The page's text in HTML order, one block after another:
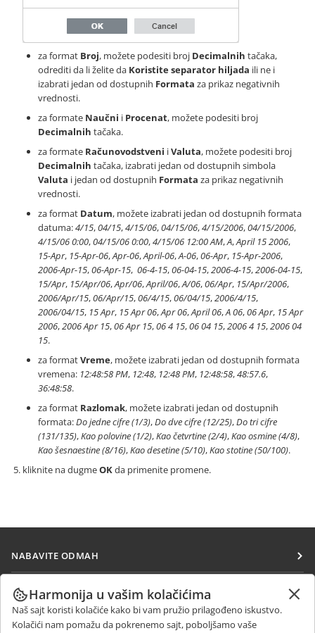
za format Broj, možete podesiti broj Decimalnih tačaka,
odrediti da li želite da Koristite separator hiljada ili ne i
izabrati jedan od dostupnih Formata za prikaz negativnih
vrednosti.
za formate Naučni i Procenat, možete podesiti broj
Decimalnih tačaka.
za formate Računovodstveni iValuta, možete podesiti broj
Decimalnih tačaka, izabrati jedan od dostupnih simbola
Valuta i jedan od dostupnih Formata za prikaz negativnih
vrednosti.
za format Datum, možete izabrati jedan od dostupnih formata
datuma:4/15,04/15,4/15/06,04/15/06,4/15/2006,04/15/2006,
4/15/06 0:00,04/15/06 0:00,4/15/06 12:00 AM,A,April 15 2006,
15-Apr, 15-Apr-06,Apr-06,April-06,A-06,06-Apr, 15-Apr-2006,
2006-Apr-15,06-Apr-15, 06-4-15,06-04-15,2006-4-15,2006-04-15,
15/Apr, 15/Apr/06,Apr/06,April/06,A/06,06/Apr, 15/Apr/2006,
2006/Apr/15,06/Apr/15,06/4/15,06/04/15,2006/4/15,
2006/04/15, 15 Apr, 15 Apr 06,Apr 06,April 06,A 06,06 Apr, 15 Apr
2006,2006 Apr 15,06 Apr 15,06 4 15,06 04 15,2006 4 15,2006 04
15.
za formatVreme, možete izabrati jedan od dostupnih formata
vremena: 12:48:58 PM, 12:48, 12:48 PM, 12:48:58,48:57.6,
36:48:58.
za format Razlomak, možete izabrati jedan od dostupnih
formata:Do jedne cifre (1/3),Do dve cifre (12/25),Do tri cifre
(131/135),Kao polovine (1/2),Kao četvrtine (2/4),Kao osmine (4/8),
Kao šesnaestine (8/16),Kao desetine (5/10),Kao stotine (50/100).
kliknite na dugmeOKda primenite promene.
NABAVITE ODMAH
Docs
DocSpace
Workspace
SARAĐUJTE
Za doprinosioce
PRIMAJTE VESTI
Harmonija u vašim kolačićima
Naš sajt koristi kolačiće kako bi vam pružio prilagođeno iskustvo.
Kolačići nam pomažu da pokrenemo sajt, poboljšamo vaše